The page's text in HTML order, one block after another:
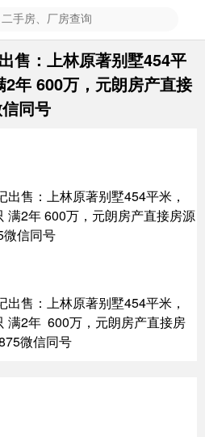
售：上林原著别墅454平
年 600万，元朗房产直接
同号
出售：上林原著别墅454平米，
满2年 600万，元朗房产直接房源
信同号
出售：上林原著别墅454平米，
满2年 600万，元朗房产直接房
微信同号